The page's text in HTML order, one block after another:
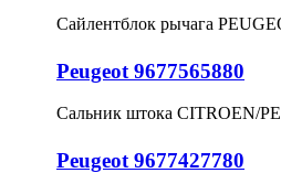
Сайлентблок рычага
Peugeot 9677565880
Сальник штока CITROEN/
Peugeot 9677427780